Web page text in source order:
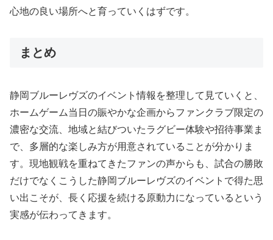
心地の良い場所へと育っていくはずです。
まとめ
静岡ブルーレヴズのイベント情報を整理して見ていくと、
ホームゲーム当日の賑やかな企画からファンクラブ限定の
濃密な交流、地域と結びついたラグビー体験や招待事業ま
で、多層的な楽しみ方が用意されていることが分かりま
す。現地観戦を重ねてきたファンの声からも、試合の勝敗
だけでなくこうした静岡ブルーレヴズのイベントで得た思
い出こそが、長く応援を続ける原動力になっているという
実感が伝わってきます。